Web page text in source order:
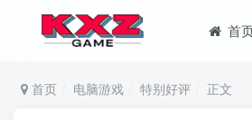
首
首页 电脑游戏 特别好评 正文